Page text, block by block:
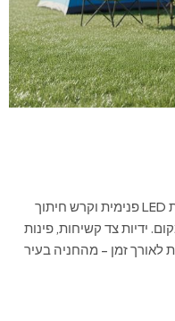
גוף קשוח עם פתחי אוורור קדמיים, תאורת LED פנימית וקרש חיתוך
ידיות צד קשיחות, פינות
לאורך זמן – מהחניה בעיר